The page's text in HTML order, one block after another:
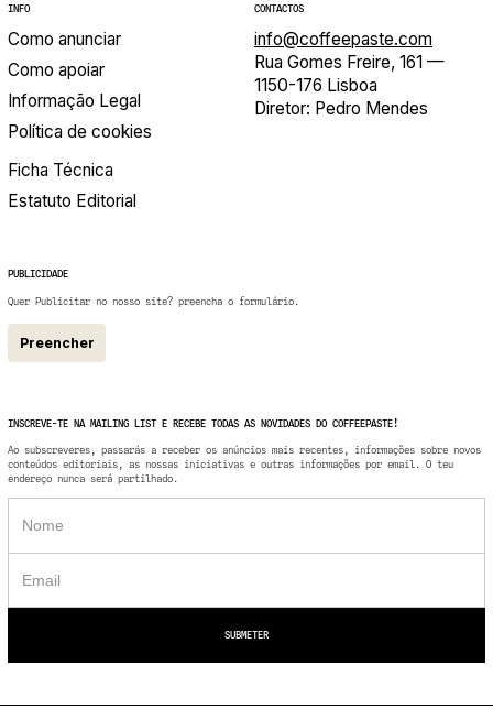
INFO
Como anunciar
Como apoiar
Informação Legal
Política de cookies
Ficha Técnica
Estatuto Editorial
CONTACTOS
info@coffeepaste.com
Rua Gomes Freire, 161 —
1150-176 Lisboa
Diretor: Pedro Mendes
PUBLICIDADE
Quer Publicitar no nosso site? preencha o formulário.
Preencher
INSCREVE-TE NA MAILING LIST E RECEBE TODAS AS NOVIDADES DO COFFEEPASTE!
Ao subscreveres, passarás a receber os anúncios mais recentes, informações sobre novos
conteúdos editoriais, as nossas iniciativas e outras informações por email. O teu
endereço nunca será partilhado.